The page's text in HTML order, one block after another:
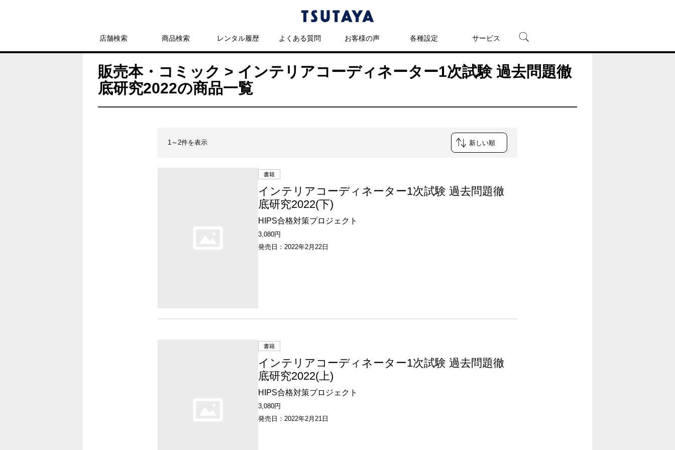
店舗検索 商品検索 レンタル履歴 よくある質問 お客様の声 各種設定 サービス
宅配レンタル
オンラインゲーム
蔦屋書店
販売本・コミック > インテリアコーディネーター1次試験 過去問題徹
底研究2022の商品一覧
1～2件を表示
書籍
インテリアコーディネーター1次試験 過去問題徹
底研究2022(下)
HIPS合格対策プロジェクト
3,080円
発売日：2022年2月22日
書籍
インテリアコーディネーター1次試験 過去問題徹
底研究2022(上)
HIPS合格対策プロジェクト
3,080円
発売日：2022年2月21日